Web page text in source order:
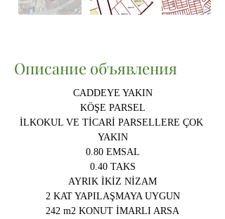
Описание объявления
CADDEYE YAKIN
KÖŞE PARSEL​
İLKOKUL VE TİCARİ PARSELLERE ÇOK
YAKIN
0.80 EMSAL
0.40 TAKS
AYRIK İKİZ NİZAM
2 KAT YAPILAŞMAYA UYGUN
242 m2 KONUT İMARLI ARSA